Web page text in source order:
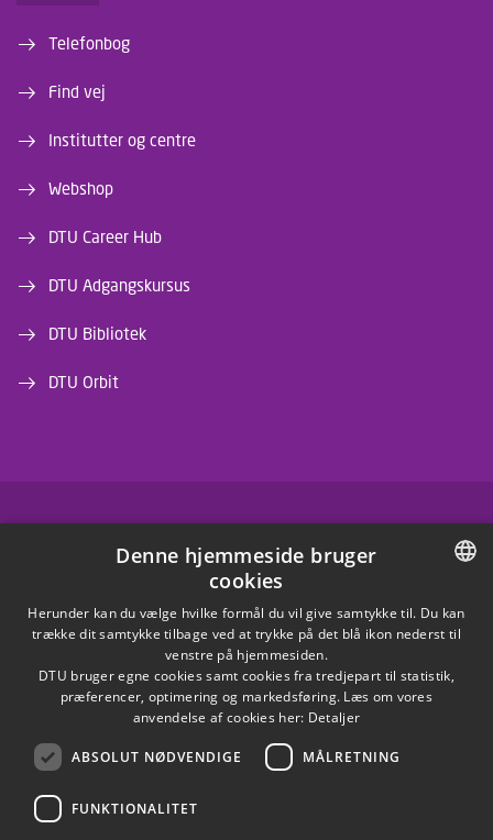
Telefonbog
Find vej
Institutter og centre
Webshop
DTU Career Hub
DTU Adgangskursus
DTU Bibliotek
DTU Orbit
INSTAGRAM
LINKEDIN
X
YOUTUBE
DANISH
ENGLISH
Denne hjemmeside bruger
cookies
Herunder kan du vælge hvilke formål du vil give samtykke til. Du kan
trække dit samtykke tilbage ved at trykke på det blå ikon nederst til
venstre på hjemmesiden.
DTU bruger egne cookies samt cookies fra tredjepart til statistik,
præferencer, optimering og markedsføring. Læs om vores
anvendelse af cookies her: Detaljer
ABSOLUT NØDVENDIGE MÅLRETNING
FUNKTIONALITET